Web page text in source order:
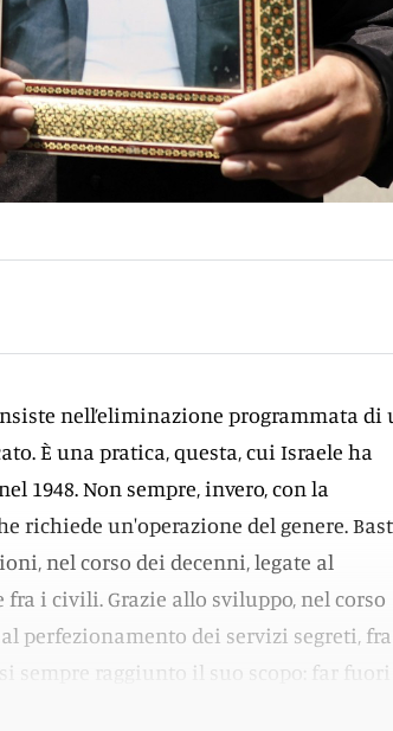
nell’eliminazione programmata di
È una pratica, questa, cui Israele ha
1948. Non sempre, invero, con la
richiede un'operazione del genere.
nel corso dei decenni, legate al
i civili. Grazie allo sviluppo, nel corso
perfezionamento dei servizi segreti, fra
sempre raggiunto il suo scopo: far fuori